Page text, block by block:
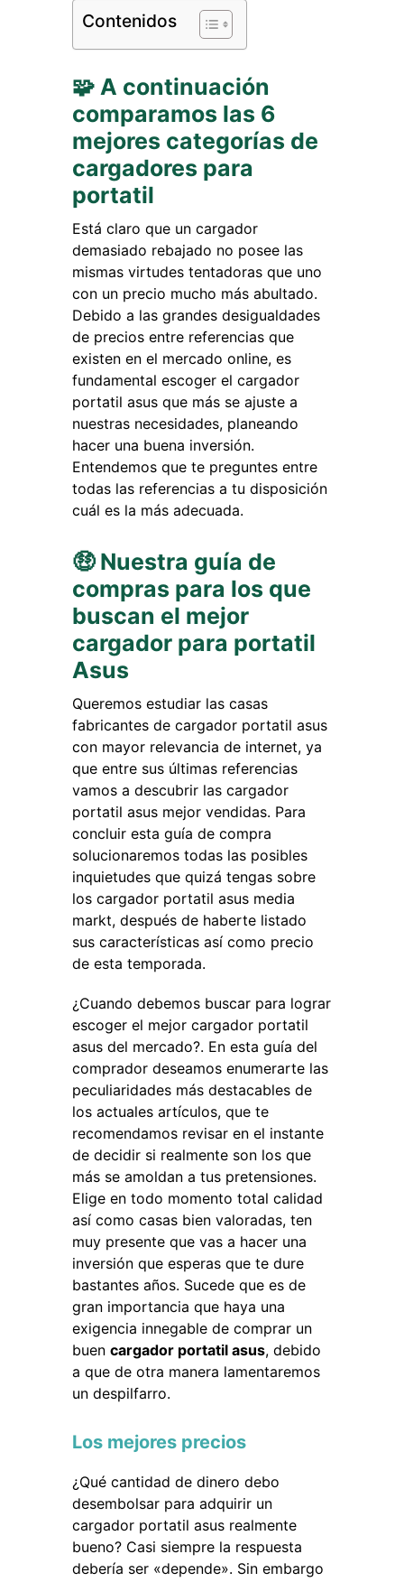
Contenidos
🧩 A continuación
comparamos las 6
mejores categorías de
cargadores para
portatil
Está claro que un cargador
demasiado rebajado no posee las
mismas virtudes tentadoras que uno
con un precio mucho más abultado.
Debido a las grandes desigualdades
de precios entre referencias que
existen en el mercado online, es
fundamental escoger el cargador
portatil asus que más se ajuste a
nuestras necesidades, planeando
hacer una buena inversión.
Entendemos que te preguntes entre
todas las referencias a tu disposición
cuál es la más adecuada.
🤑 Nuestra guía de
compras para los que
buscan el mejor
cargador para portatil
Asus
Queremos estudiar las casas
fabricantes de cargador portatil asus
con mayor relevancia de internet, ya
que entre sus últimas referencias
vamos a descubrir las cargador
portatil asus mejor vendidas. Para
concluir esta guía de compra
solucionaremos todas las posibles
inquietudes que quizá tengas sobre
los cargador portatil asus media
markt, después de haberte listado
sus características así como precio
de esta temporada.
¿Cuando debemos buscar para lograr
escoger el mejor cargador portatil
asus del mercado?. En esta guía del
comprador deseamos enumerarte las
peculiaridades más destacables de
los actuales artículos, que te
recomendamos revisar en el instante
de decidir si realmente son los que
más se amoldan a tus pretensiones.
Elige en todo momento total calidad
así como casas bien valoradas, ten
muy presente que vas a hacer una
inversión que esperas que te dure
bastantes años. Sucede que es de
gran importancia que haya una
exigencia innegable de comprar un
buen cargador portatil asus, debido
a que de otra manera lamentaremos
un despilfarro.
Los mejores precios
¿Qué cantidad de dinero debo
desembolsar para adquirir un
cargador portatil asus realmente
bueno? Casi siempre la respuesta
debería ser «depende». Sin embargo